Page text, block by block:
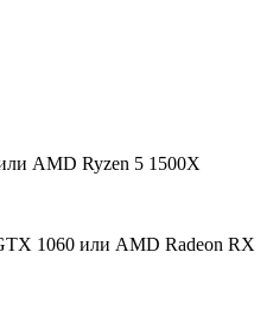
AMD Ryzen 5 1500X
1060 или AMD Radeon RX